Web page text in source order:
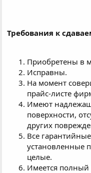
Требования к
Приобретены в
Исправны.
На момент
прайс-листе
Имеют
поверхности,
других
Все
установленные
целые.
Имеется полный